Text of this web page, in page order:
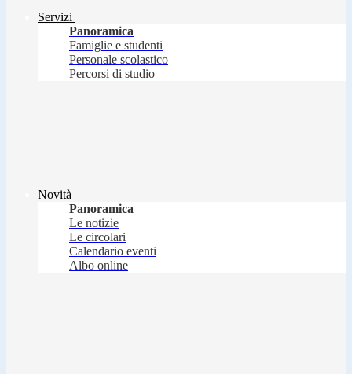
Servizi
Panoramica
Famiglie e studenti
Personale scolastico
Percorsi di studio
Novità
Panoramica
Le notizie
Le circolari
Calendario eventi
Albo online